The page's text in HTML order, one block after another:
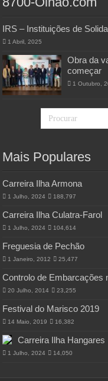
IRS – Instituições de
1 Abril, 2025
Obra da
começar
1 Outubro,
Mais Populares
Carreira Ilha Armona
1 Julho, 2024 188,797
Carreira Ilha Culatra-Farol
1 Julho, 2024 104,614
Freguesia de Pechão
1 Janeiro, 2012 25,477
Controlo de Embarcações
20 Julho, 2014 23,255
Festival do Marisco 2019
14 Maio, 2019 16,382
Carreira Ilha Hangares
1 Julho, 2024 14,050